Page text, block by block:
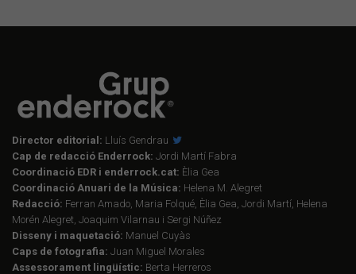
Director editorial: Lluís Gendrau
Cap de redacció Enderrock: Jordi Martí Fabra
Coordinació EDR i enderrock.cat: Èlia Gea
Coordinació Anuari de la Música: Helena M. Alegret
Redacció: Ferran Amado, Maria Folqué, Èlia Gea, Jordi Martí, Helena
Morén Alegret, Joaquim Vilarnau i Sergi Núñez
Disseny i maquetació: Manuel Cuyàs
Caps de fotografia: Juan Miguel Morales
Assessorament lingüístic: Berta Herreros